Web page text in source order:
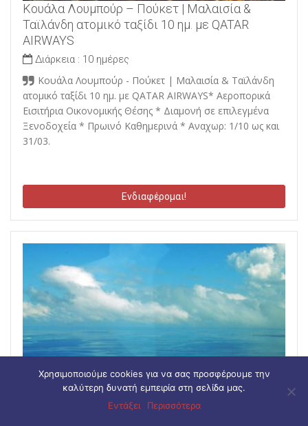
Κουάλα Λουμπούρ – Πούκετ | Μαλαισία &
Ταϊλάνδη ατομικό ταξίδι 10 ημ. με QATAR
AIRWAYS
Διάρκεια : 10 ημέρες
Κουάλα Λουμπούρ - Πούκετ | Μαλαισία & Ταϊλάνδη
ατομικό ταξίδι 10 ημ. με QATAR AIRWAYS* Αεροπορικά
Εισιτήρια Οικονομικής Θέσης * Διαμονή σε επιλεγμένα
Ξενοδοχεία * Πρωινό Καθημερινά * Αναχωρ: 1/10 ως και
31/03.
Ενδιαφέρομαι!
Χρησιμοποιούμε cookies για να σας προσφέρουμε την
καλύτερη δυνατή εμπειρία στη σελίδα μας.
Εντάξει
Περισσότερα